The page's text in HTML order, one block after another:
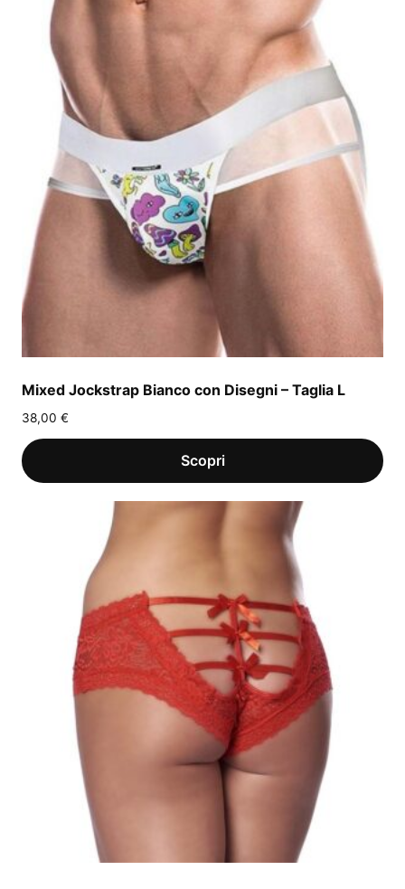
Mixed Jockstrap Bianco con Disegni – Taglia L
38,00 €